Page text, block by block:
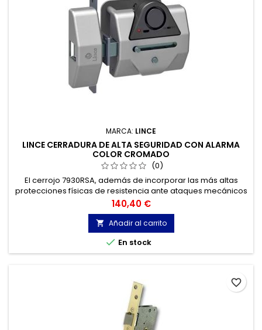
MARCA: LINCE
LINCE CERRADURA DE ALTA SEGURIDAD CON ALARMA
COLOR CROMADO
(0)
El cerrojo 7930RSA, además de incorporar las más altas
protecciones físicas de resistencia ante ataques mecánicos
contra el bombillo.
Precio
140,40 €
 Añadir al carrito
 En stock
favorite_border